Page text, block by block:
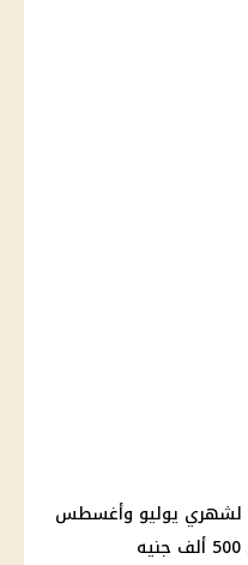
لشهري يوليو وأغسطس